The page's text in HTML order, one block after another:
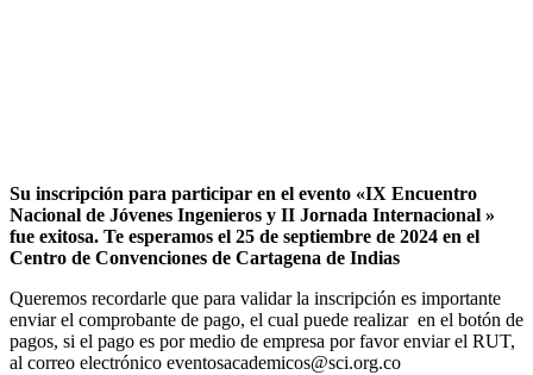
Su inscripción para participar en el evento «IX Encuentro
Nacional de Jóvenes Ingenieros y II Jornada Internacional »
fue exitosa. Te esperamos el 25 de septiembre de 2024 en el
Centro de Convenciones de Cartagena de Indias
Queremos recordarle que para validar la inscripción es importante
enviar el comprobante de pago, el cual puede realizar en el botón de
pagos, si el pago es por medio de empresa por favor enviar el RUT,
al correo electrónico eventosacademicos@sci.org.co